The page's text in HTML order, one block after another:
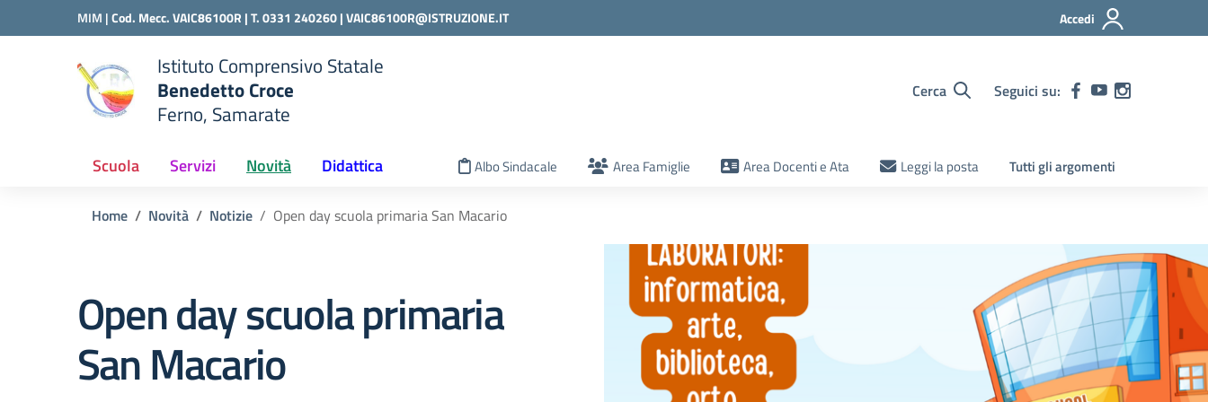
Vai ai contenuti
Vai al menu di navigazione
MIM |Cod. Mecc. VAIC86100R | T. 0331 240260 |VAIC86100R@ISTRUZIONE.IT Accedi
scuola
Istituto Comprensivo Statale
Benedetto Croce
Ferno, Samarate
Cerca Seguici su:
Scuola Servizi Novità Didattica Albo Sindacale Area Famiglie Area Docenti e Ata Leggi la posta Tutti gli argomenti
Home Novità Notizie Open day scuola primaria San Macario
Open day scuola primaria
San Macario